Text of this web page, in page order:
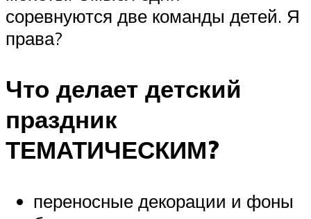
соревнуются две команды детей. Я
права?
Что делает детский
праздник
ТЕМАТИЧЕСКИМ?
переносные декорации и фоны